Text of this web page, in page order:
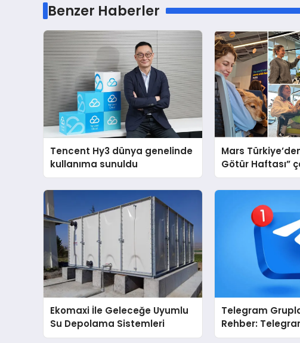
Benzer Haberler
Tencent Hy3 dünya genelinde
kullanıma sunuldu
Mars
Götür Haftası”
Ekomaxi İle Geleceğe Uyumlu
Su Depolama Sistemleri
Telegram
Rehber:
Dizinleri